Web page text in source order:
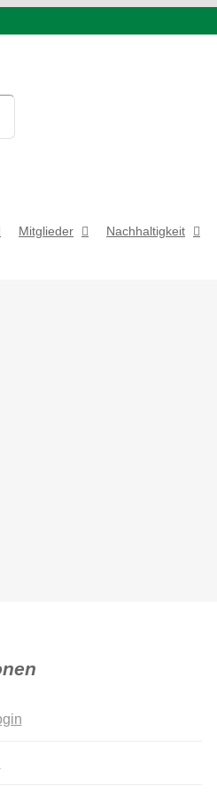
Mitglieder Nachhaltigkeit